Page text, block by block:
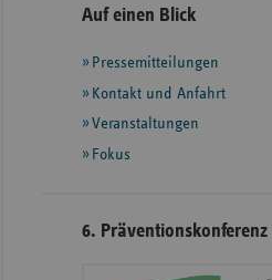
Seitennavigation
Seitenleiste
weiteren
Informationen
Auf einen Blick
Pressemitteilungen
Kontakt und Anfahrt
Veranstaltungen
Fokus
6. Präventionskonferenz